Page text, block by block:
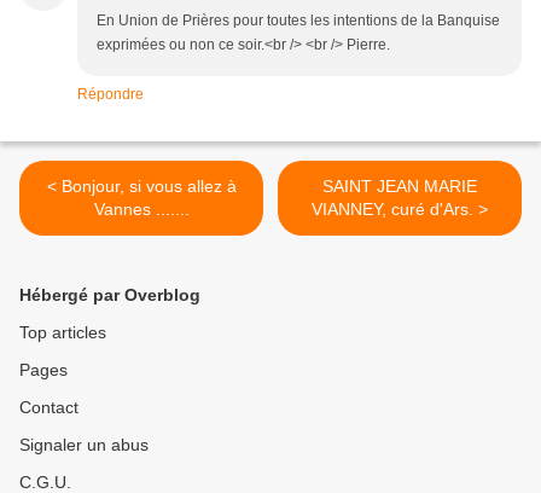
En Union de Prières pour toutes les intentions de la Banquise
exprimées ou non ce soir.<br /> <br /> Pierre.
Répondre
< Bonjour, si vous allez à
Vannes .......
SAINT JEAN MARIE
VIANNEY, curé d'Ars. >
Hébergé par Overblog
Top articles
Pages
Contact
Signaler un abus
C.G.U.